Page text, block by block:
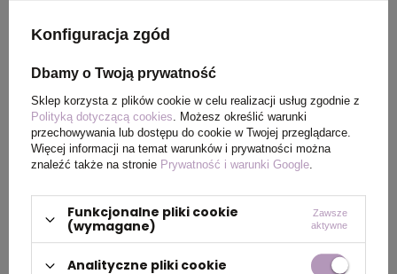
termosy na żywność, w których można
przechowywać nie tylko napoje, ale także posiłki. W
przypadku, gdy chłód dość mocno doskwiera, warto
też mieć pod ręką żelowy ogrzewacz. Ten niewielki
przedmiot wykonany z PCV wytwarza ciepło
natychmiast po naciśnięciu umieszczonej w jego
ogrzać zmarznięte dłonie niezależnie od miejsca, w
którym się znajdujesz.
Konfiguracja zgód
Dbamy o Twoją prywatność
Sklep korzysta z plików cookie w celu realizacji usług zgodnie z
Polityką dotyczącą cookies. Możesz określić warunki
przechowywania lub dostępu do cookie w Twojej przeglądarce.
Więcej informacji na temat warunków i prywatności można
znaleźć także na stronie Prywatność i warunki Google.
Funkcjonalne pliki cookie
(wymagane)
Zawsze
aktywne
Analityczne pliki cookie